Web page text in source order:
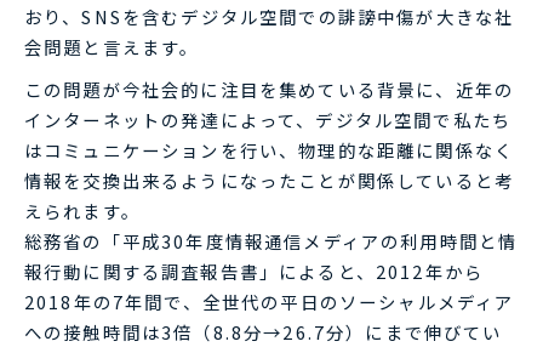
おり、SNSを含むデジタル空間での誹謗中傷が大きな社
会問題と言えます。
この問題が今社会的に注目を集めている背景に、近年の
インターネットの発達によって、デジタル空間で私たち
はコミュニケーションを行い、物理的な距離に関係なく
情報を交換出来るようになったことが関係していると考
えられます。
総務省の「平成30年度情報通信メディアの利用時間と情
報行動に関する調査報告書」によると、2012年から
2018年の7年間で、全世代の平日のソーシャルメディア
への接触時間は3倍（8.8分→26.7分）にまで伸びてい